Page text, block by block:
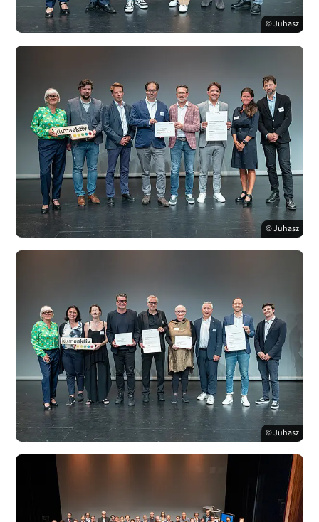
© Juhasz
© Juhasz
© Juhasz